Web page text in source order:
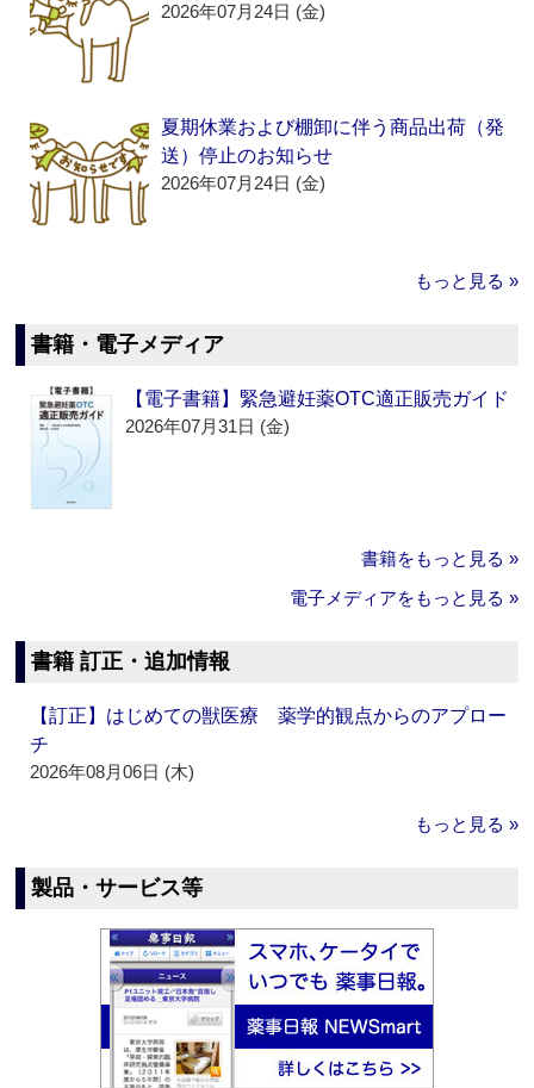
2026年07月24日 (金)
夏期休業および棚卸に伴う商品出荷（発
送）停止のお知らせ
2026年07月24日 (金)
もっと見る »
書籍・電子メディア
【電子書籍】緊急避妊薬OTC適正販売ガイド
2026年07月31日 (金)
書籍をもっと見る »
電子メディアをもっと見る »
書籍 訂正・追加情報
【訂正】はじめての獣医療 薬学的観点からのアプロー
チ
2026年08月06日 (木)
もっと見る »
製品・サービス等